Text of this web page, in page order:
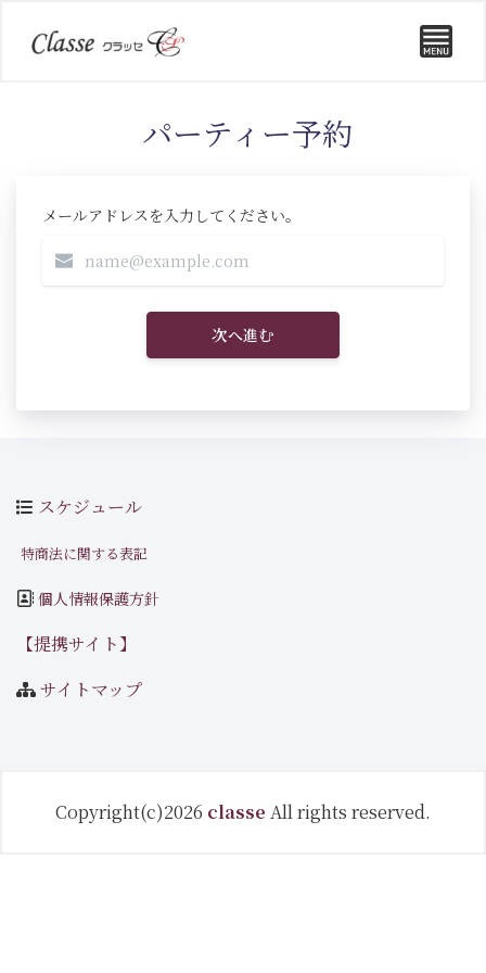
パーティー予約
メールアドレスを入力してください。
次へ進む
スケジュール
特商法に関する表記
個人情報保護方針
【提携サイト】
サイトマップ
Copyright(c)2026 classe All rights reserved.